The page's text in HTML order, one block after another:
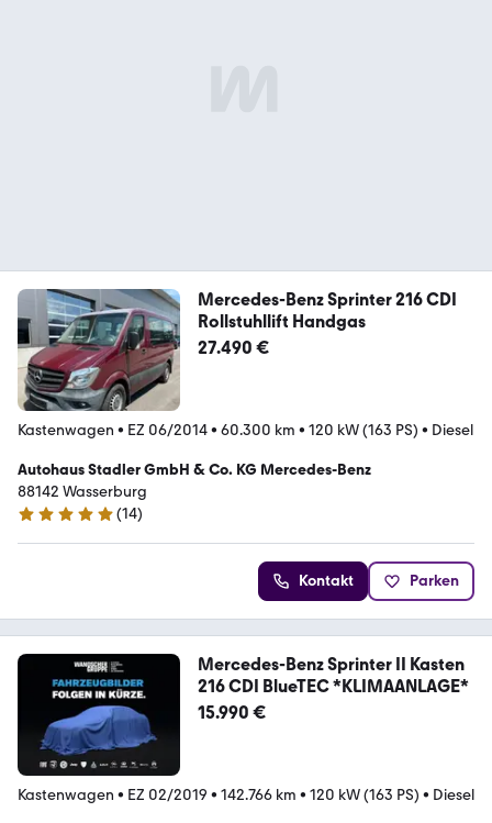
Mercedes-Benz Sprinter 216 CDI
Rollstuhllift Handgas
27.490 €
Kastenwagen • EZ 06/2014• 60.300 km • 120 kW (163 PS) • Diesel
Autohaus Stadler GmbH & Co. KG Mercedes-Benz
88142 Wasserburg
5 Sterne
(14)
Kontakt Parken
Mercedes-Benz Sprinter II Kasten
216 CDI BlueTEC *KLIMAANLAGE*
15.990 €
Kastenwagen • EZ 02/2019 • 142.766 km • 120 kW (163 PS) • Diesel